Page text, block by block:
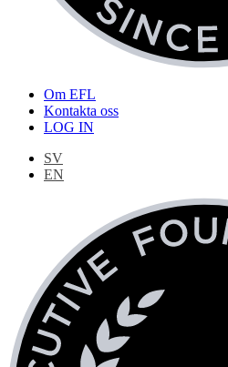
Om EFL
Kontakta oss
LOG IN
SV
EN